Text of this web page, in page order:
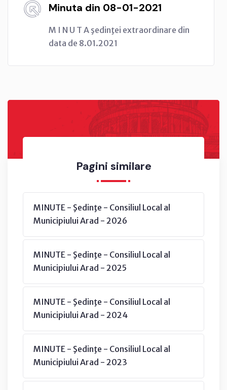
Pagini similare
MINUTE - Şedinţe - Consiliul Local al
Municipiului Arad - 2026
MINUTE - Şedinţe - Consiliul Local al
Municipiului Arad - 2025
MINUTE - Şedinţe - Consiliul Local al
Municipiului Arad - 2024
MINUTE - Şedinţe - Consiliul Local al
Municipiului Arad - 2023
Minuta din 08-01-2021
M I N U T A şedinţei extraordinare din
data de 8.01.2021